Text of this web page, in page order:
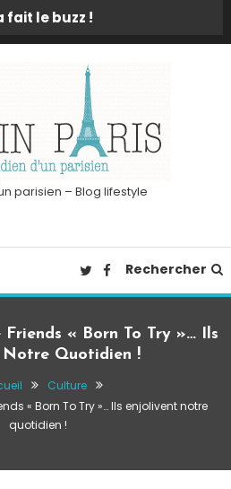
fait le buzz !
parisien – Blog lifestyle
Rechercher
Friends « Born To Try »… Ils
Notre Quotidien !
Culture
« Born To Try »… Ils enjolivent notre
quotidien !